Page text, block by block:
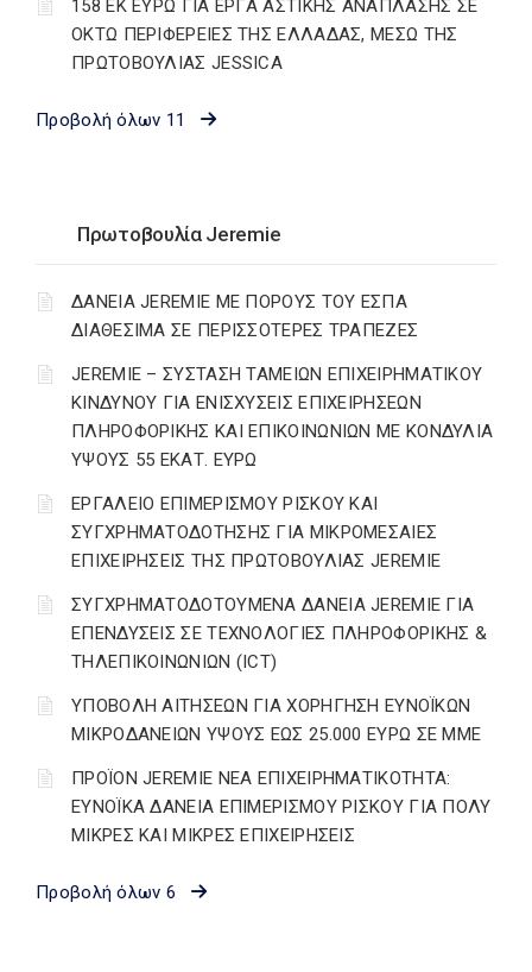
158 ΕΚ ΕΥΡΩ ΓΙΑ ΕΡΓΑ ΑΣΤΙΚΗΣ ΑΝΑΠΛΑΣΗΣ ΣΕ
ΟΚΤΩ ΠΕΡΙΦΕΡΕΙΕΣ ΤΗΣ ΕΛΛΑΔΑΣ, ΜΕΣΩ ΤΗΣ
ΠΡΩΤΟΒΟΥΛΙΑΣ JESSICA
Προβολή όλων 11
Πρωτοβουλία Jeremie
ΔΑΝΕΙΑ JEREMIE ΜΕ ΠΟΡΟΥΣ ΤΟΥ ΕΣΠΑ
ΔΙΑΘΕΣΙΜΑ ΣΕ ΠΕΡΙΣΣΟΤΕΡΕΣ ΤΡΑΠΕΖΕΣ
JEREMIE – ΣΥΣΤΑΣΗ ΤΑΜΕΙΩΝ ΕΠΙΧΕΙΡΗΜΑΤΙΚΟΥ
ΚΙΝΔΥΝΟΥ ΓΙΑ ΕΝΙΣΧΥΣΕΙΣ ΕΠΙΧΕΙΡΗΣΕΩΝ
ΠΛΗΡΟΦΟΡΙΚΗΣ ΚΑΙ ΕΠΙΚΟΙΝΩΝΙΩΝ ΜΕ ΚΟΝΔΥΛΙΑ
ΥΨΟΥΣ 55 ΕΚΑΤ. ΕΥΡΩ
ΕΡΓΑΛΕΙΟ ΕΠΙΜΕΡΙΣΜΟΥ ΡΙΣΚΟΥ ΚΑΙ
ΣΥΓΧΡΗΜΑΤΟΔΟΤΗΣΗΣ ΓΙΑ ΜΙΚΡΟΜΕΣΑΙΕΣ
ΕΠΙΧΕΙΡΗΣΕΙΣ ΤΗΣ ΠΡΩΤΟΒΟΥΛΙΑΣ JEREMIE
ΣΥΓΧΡΗΜΑΤΟΔΟΤΟΥΜΕΝΑ ΔΑΝΕΙΑ JEREMIE ΓΙΑ
ΕΠΕΝΔΥΣΕΙΣ ΣΕ TΕΧΝΟΛΟΓΙΕΣ ΠΛΗΡΟΦΟΡΙΚΗΣ &
ΤΗΛΕΠΙΚΟΙΝΩΝΙΩΝ (ICT)
ΥΠΟΒΟΛΗ ΑΙΤΗΣΕΩΝ ΓΙΑ ΧΟΡΗΓΗΣΗ ΕΥΝΟΪΚΩΝ
ΜΙΚΡΟΔΑΝΕΙΩΝ ΥΨΟΥΣ ΕΩΣ 25.000 ΕΥΡΩ ΣΕ ΜΜΕ
ΠΡΟΪΟΝ JEREMIE ΝΕΑ ΕΠΙΧΕΙΡΗΜΑΤΙΚΟΤΗΤΑ:
ΕΥΝΟΪΚΑ ΔΑΝΕΙΑ ΕΠΙΜΕΡΙΣΜΟΥ ΡΙΣΚΟΥ ΓΙΑ ΠΟΛΥ
ΜΙΚΡΕΣ ΚΑΙ ΜΙΚΡΕΣ ΕΠΙΧΕΙΡΗΣΕΙΣ
Προβολή όλων 6